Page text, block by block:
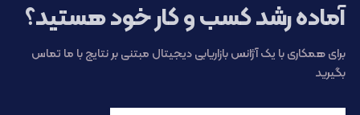
آماده رشد کسب و کار خود هستید؟
برای همکاری با یک آژانس بازاریابی دیجیتال مبتنی بر نتایج با ما تماس
بگیرید